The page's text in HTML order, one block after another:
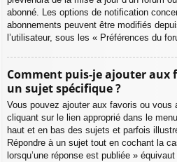
abonné. Les options de notification
abonnements peuvent être modifiés
l’utilisateur, sous les « Préférences du
Comment puis-je ajouter aux
un sujet spécifique ?
Vous pouvez ajouter aux favoris ou vous
cliquant sur le lien approprié dans le
haut et en bas des sujets et parfois
Répondre à un sujet tout en cochant la
lorsqu’une réponse est publiée »